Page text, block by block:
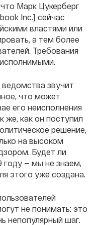
Марк Цукерберг
Inc.] сейчас
властями или
а тем более
Требования
звучит
что может
его неисполнения
же, как он поступил
решение,
на высоком
Будет ли
году — мы не знаем,
этого уже создана.
не понимать: это
непопулярный шаг.